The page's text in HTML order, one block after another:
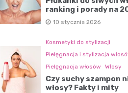
ranking i porady na
10 stycznia 2026
Kosmetyki do stylizacji
Pielęgnacja i stylizacja
Pielęgnacja włosów
Włosy
Czy suchy szampon
włosy? Fakty i mity